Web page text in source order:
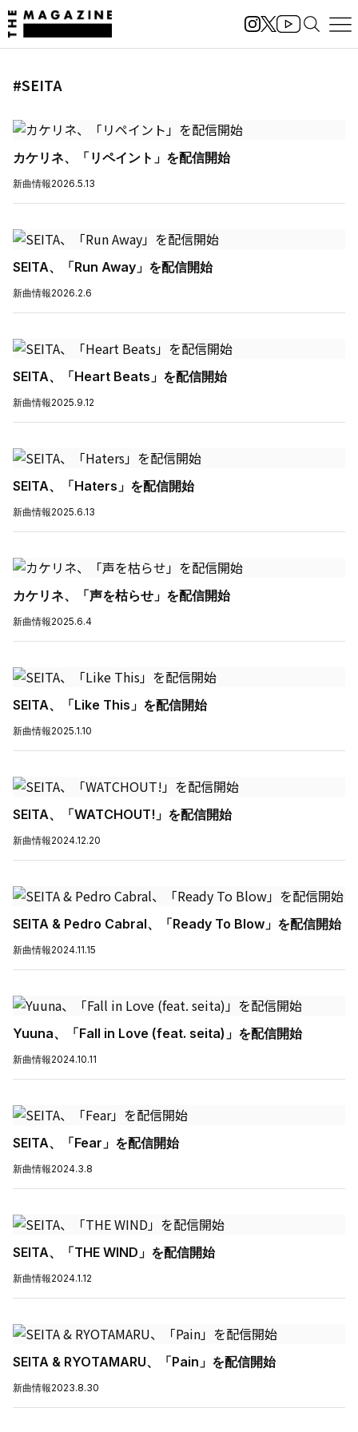
#SEITA
カケリネ、「リペイント」を配信開始
新曲情報2026.5.13
SEITA、「Run Away」を配信開始
新曲情報2026.2.6
SEITA、「Heart Beats」を配信開始
新曲情報2025.9.12
SEITA、「Haters」を配信開始
新曲情報2025.6.13
カケリネ、「声を枯らせ」を配信開始
新曲情報2025.6.4
SEITA、「Like This」を配信開始
新曲情報2025.1.10
SEITA、「WATCHOUT!」を配信開始
新曲情報2024.12.20
SEITA & Pedro Cabral、「Ready To Blow」を配信開始
新曲情報2024.11.15
Yuuna、「Fall in Love (feat. seita)」を配信開始
新曲情報2024.10.11
SEITA、「Fear」を配信開始
新曲情報2024.3.8
SEITA、「THE WIND」を配信開始
新曲情報2024.1.12
SEITA & RYOTAMARU、「Pain」を配信開始
新曲情報2023.8.30